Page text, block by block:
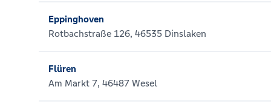
Eppinghoven
Rotbachstraße 126, 46535 Dinslaken
Flüren
Am Markt 7, 46487 Wesel